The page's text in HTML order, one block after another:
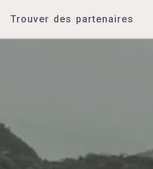
Trouver des partenaires